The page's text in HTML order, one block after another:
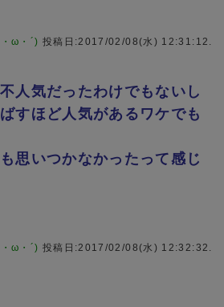
ω・´) 投稿日:2017/02/08(水) 12:31:12.
人気だったわけでもないし
すほど人気があるワケでも
思いつかなかったって感じ
ω・´) 投稿日:2017/02/08(水) 12:32:32.